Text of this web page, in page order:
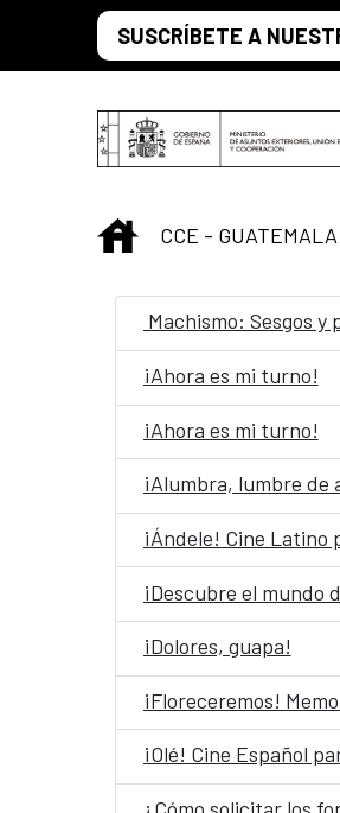
Skip to Main Content
SUSCRÍBETE A
INICIO
CCE - GUATEMALA
Machismo: Sesgos y
¡Ahora es mi turno!
¡Ahora es mi turno!
¡Alumbra, lumbre de
¡Ándele! Cine Latino
¡Descubre el mundo
¡Dolores, guapa!
¡Floreceremos!
¡Olé! Cine Español